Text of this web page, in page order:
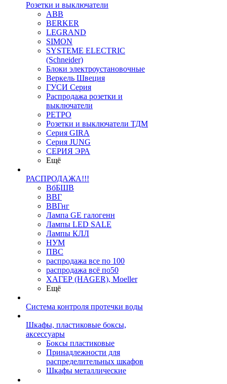
Розетки и выключатели
ABB
BERKER
LEGRAND
SIMON
SYSTEME ELECTRIC
(Schneider)
Блоки электроустановочные
Веркель Швеция
ГУСИ Серия
Распродажа розетки и
выключатели
РЕТРО
Розетки и выключатели ТДМ
Серия GIRA
Серия JUNG
СЕРИЯ ЭРА
Ещё
РАСПРОДАЖА!!!
ВбБШВ
ВВГ
ВВГнг
Лампа GE галогенн
Лампы LED SALE
Лампы КЛЛ
НУМ
ПВС
распродажа все по 100
распродажа всё по50
ХАГЕР (HAGER), Moeller
Ещё
Система контроля протечки воды
Шкафы, пластиковые боксы,
аксессуары
Боксы пластиковые
Принадлежности для
распределительных шкафов
Шкафы металлические